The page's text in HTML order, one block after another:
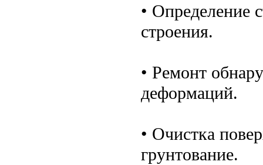
• Определение
строения.
• Ремонт
деформаций.
• Очистка
грунтование.